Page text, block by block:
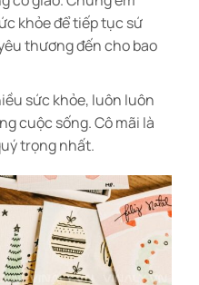
khỏe để tiếp tục sứ
thương đến cho bao
sức khỏe, luôn luôn
cuộc sống. Cô mãi là
trọng nhất.